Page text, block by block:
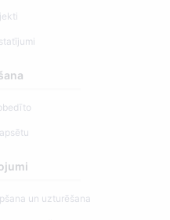
un uzturēšana